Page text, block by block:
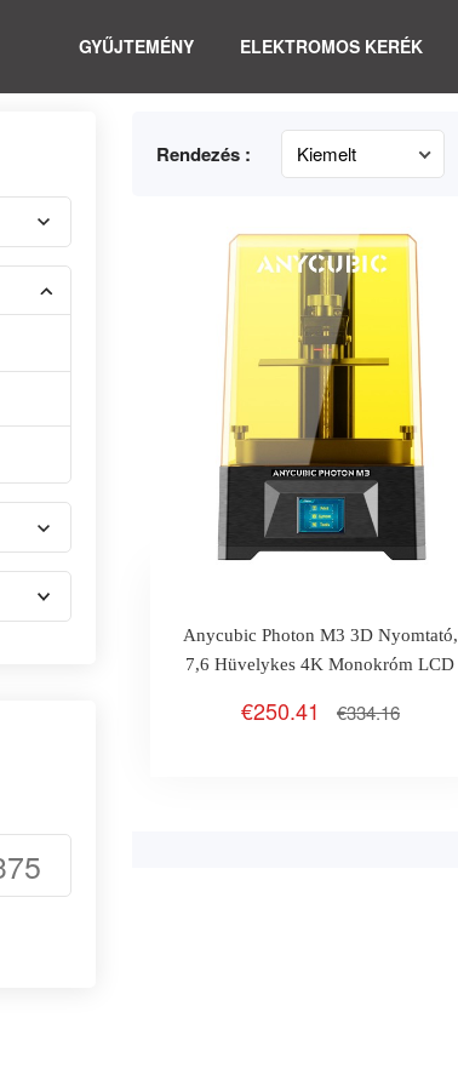
GYŰJTEMÉNY ELEKTROMOS KERÉK
Rendezés :
Anycubic Photon M3 3D Nyomtató,
7,6 Hüvelykes 4K Monokróm LCD
€250.41 €334.16